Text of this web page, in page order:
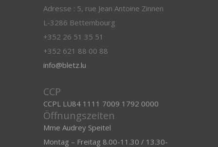
Adresse : 5, rue Jean Antoine Zinnen
L-3286 Bettembourg
+352 26 51 35 51
+352 621 88 00 88
info@bletz.lu
CCP
CCPL LU84 1111 7009 1792 0000
Öffnungszeiten
Mme Audrey Speitel
Montag – Freitag 8.00-11.30 / 13.30-